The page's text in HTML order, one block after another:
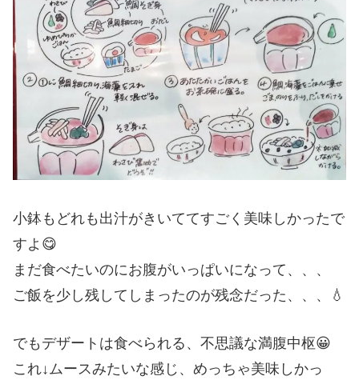
小鉢もどれも出汁がきいててすごく美味しかったで
すよ😋
まだ食べたいのにお腹がいっぱいになって、、、
ご飯を少し残してしまったのが残念だった、、、💧
でもデザートは食べられる、不思議な満腹中枢😀
これ↓ムースみたいな感じ、めっちゃ美味しかっ